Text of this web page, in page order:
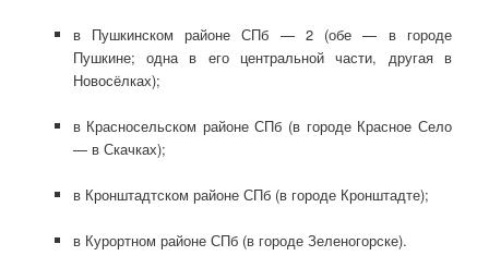
в Пушкинском районе СПб — 2 (обе — в городе
Пушкине; одна в его центральной части, другая в
Новосёлках);
в Красносельском районе СПб (в городе Красное Село
— в Скачках);
в Кронштадтском районе СПб (в городе Кронштадте);
в Курортном районе СПб (в городе Зеленогорске).